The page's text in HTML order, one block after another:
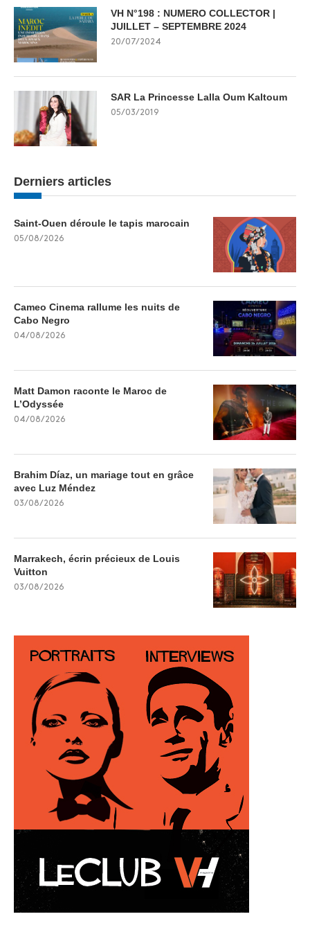
VH N°198 : NUMERO COLLECTOR |
JUILLET – SEPTEMBRE 2024
20/07/2024
SAR La Princesse Lalla Oum Kaltoum
05/03/2019
Derniers articles
Saint-Ouen déroule le tapis marocain
05/08/2026
Cameo Cinema rallume les nuits de
Cabo Negro
04/08/2026
Matt Damon raconte le Maroc de
L’Odyssée
04/08/2026
Brahim Díaz, un mariage tout en grâce
avec Luz Méndez
03/08/2026
Marrakech, écrin précieux de Louis
Vuitton
03/08/2026